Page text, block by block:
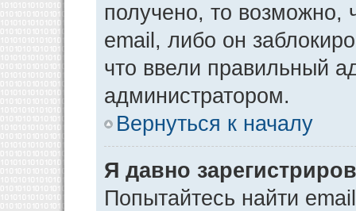
получено, то возможно,
email, либо он
что ввели правильный
администратором.
Вернуться к началу
Я давно
Попытайтесь найти